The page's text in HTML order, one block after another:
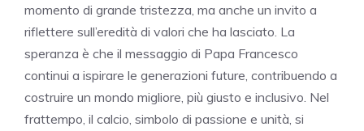
momento di grande tristezza, ma anche un invito a
riflettere sull’eredità di valori che ha lasciato. La
speranza è che il messaggio di Papa Francesco
continui a ispirare le generazioni future, contribuendo a
costruire un mondo migliore, più giusto e inclusivo. Nel
frattempo, il calcio, simbolo di passione e unità, si